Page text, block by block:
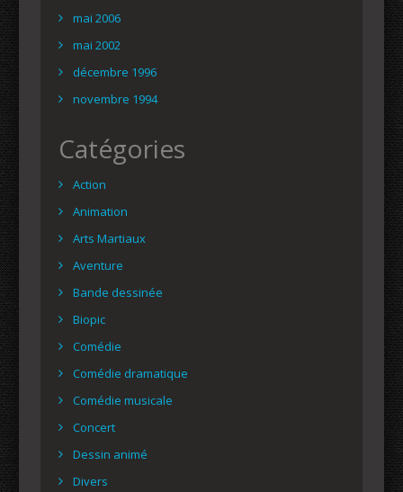
mai 2006
mai 2002
décembre 1996
novembre 1994
Catégories
Action
Animation
Arts Martiaux
Aventure
Bande dessinée
Biopic
Comédie
Comédie dramatique
Comédie musicale
Concert
Dessin animé
Divers